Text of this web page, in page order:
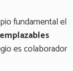
fundamental el
es colaborador